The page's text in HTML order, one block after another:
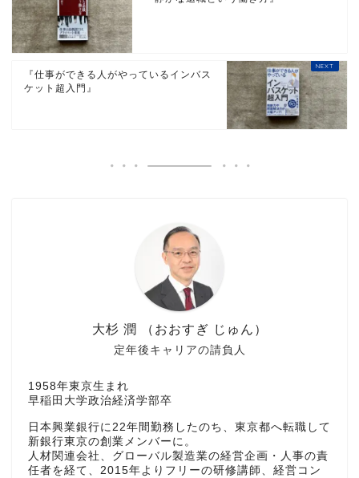
『仕事ができる人がやっているインバス
ケット超入門』
定年後キャリアの請負人
大杉 潤 （おおすぎ じゅん）
1958年東京生まれ
早稲田大学政治経済学部卒
日本興業銀行に22年間勤務したのち、東京都へ転職して
新銀行東京の創業メンバーに。
人材関連会社、グローバル製造業の経営企画・人事の責
任者を経て、2015年よりフリーの研修講師、経営コン